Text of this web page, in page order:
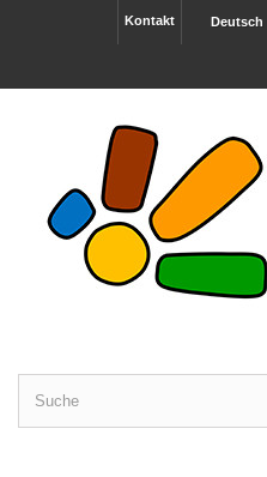
Deutsch
Kontakt